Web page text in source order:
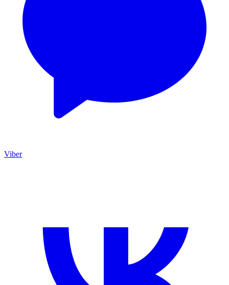
Viber